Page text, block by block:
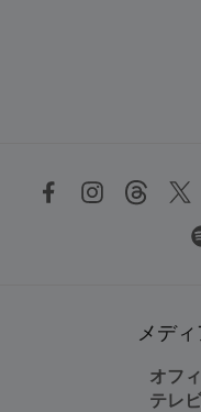
メデ
オフ
テレ